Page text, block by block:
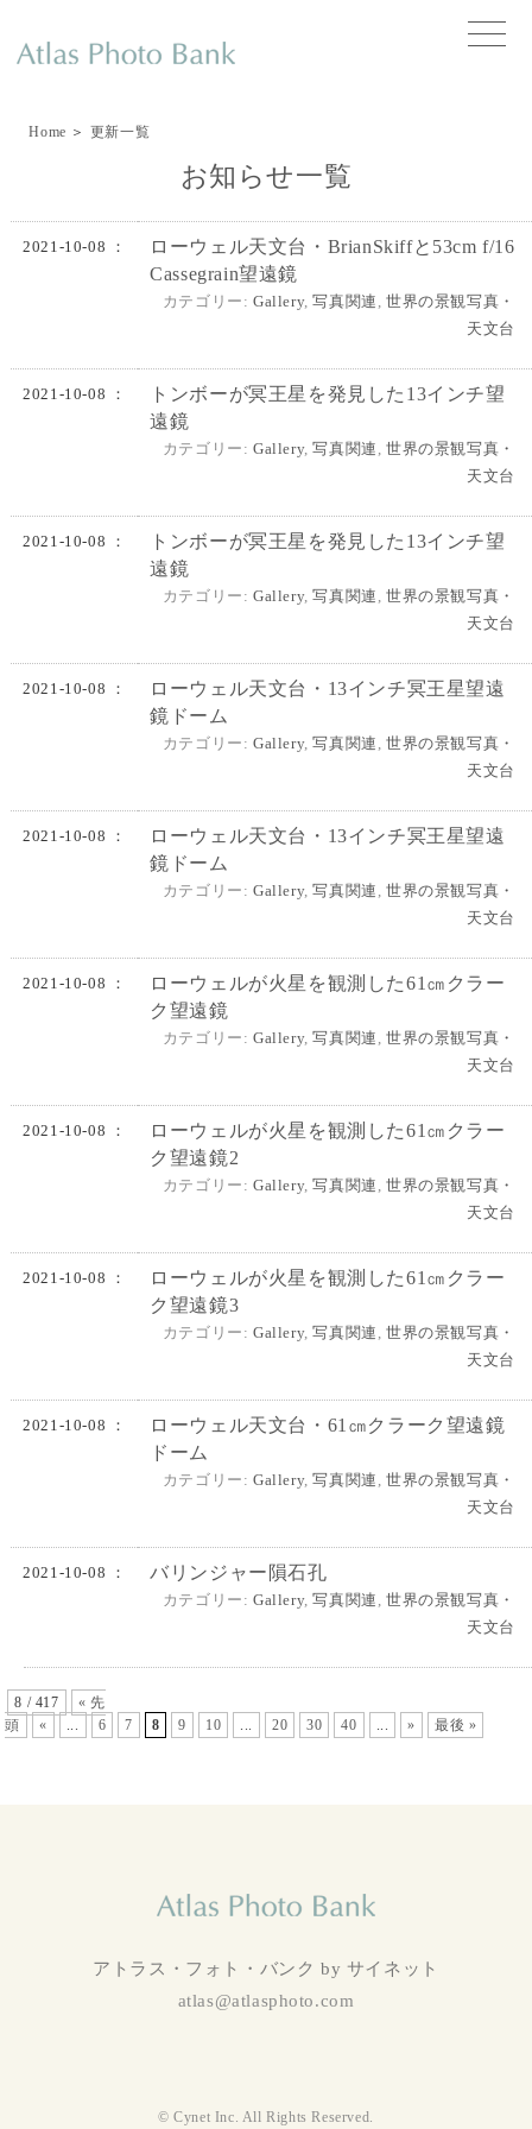
toggle
Home ＞ 更新一覧
お知らせ一覧
2021-10-08 ：
ローウェル天文台・BrianSkiffと53cm f/16
Cassegrain望遠鏡
カテゴリー: Gallery,写真関連 , 世界の景観写真・
天文台
2021-10-08 ：
トンボーが冥王星を発見した13インチ望
遠鏡
カテゴリー: Gallery,写真関連 , 世界の景観写真・
天文台
2021-10-08 ：
トンボーが冥王星を発見した13インチ望
遠鏡
カテゴリー: Gallery,写真関連 , 世界の景観写真・
天文台
2021-10-08 ：
ローウェル天文台・13インチ冥王星望遠
鏡ドーム
カテゴリー: Gallery,写真関連 , 世界の景観写真・
天文台
2021-10-08 ：
ローウェル天文台・13インチ冥王星望遠
鏡ドーム
カテゴリー: Gallery,写真関連 , 世界の景観写真・
天文台
2021-10-08 ：
ローウェルが火星を観測した61㎝クラー
ク望遠鏡
カテゴリー: Gallery,写真関連 , 世界の景観写真・
天文台
2021-10-08 ：
ローウェルが火星を観測した61㎝クラー
ク望遠鏡2
カテゴリー: Gallery,写真関連 , 世界の景観写真・
天文台
2021-10-08 ：
ローウェルが火星を観測した61㎝クラー
ク望遠鏡3
カテゴリー: Gallery,写真関連 , 世界の景観写真・
天文台
2021-10-08 ：
ローウェル天文台・61㎝クラーク望遠鏡
ドーム
カテゴリー: Gallery,写真関連 , 世界の景観写真・
天文台
2021-10-08 ： バリンジャー隕石孔
カテゴリー: Gallery,写真関連 , 世界の景観写真・
天文台
8 / 417
« 先
頭
« ... 6 7 8 9 10 ... 20 30 40 ... » 最後 »
アトラス・フォト・バンク by サイネット
atlas@atlasphoto.com
© Cynet Inc. All Rights Reserved.